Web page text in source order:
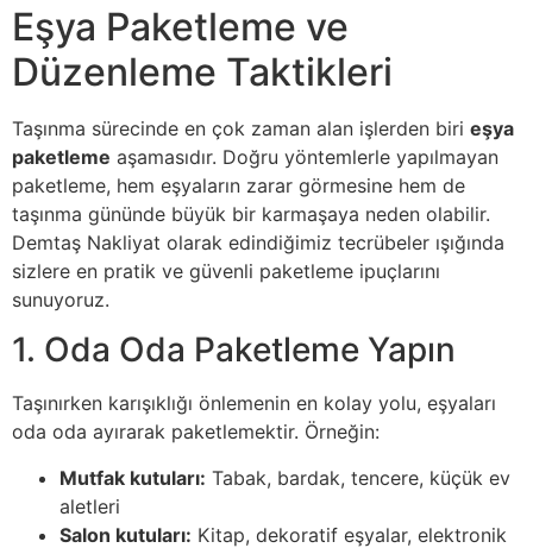
Eşya Paketleme ve
Düzenleme Taktikleri
Taşınma sürecinde en çok zaman alan işlerden biri eşya
paketleme aşamasıdır. Doğru yöntemlerle yapılmayan
paketleme, hem eşyaların zarar görmesine hem de
taşınma gününde büyük bir karmaşaya neden olabilir.
Demtaş Nakliyat olarak edindiğimiz tecrübeler ışığında
sizlere en pratik ve güvenli paketleme ipuçlarını
sunuyoruz.
1. Oda Oda Paketleme Yapın
Taşınırken karışıklığı önlemenin en kolay yolu, eşyaları
oda oda ayırarak paketlemektir. Örneğin:
Mutfak kutuları: Tabak, bardak, tencere, küçük ev
aletleri
Salon kutuları: Kitap, dekoratif eşyalar, elektronik